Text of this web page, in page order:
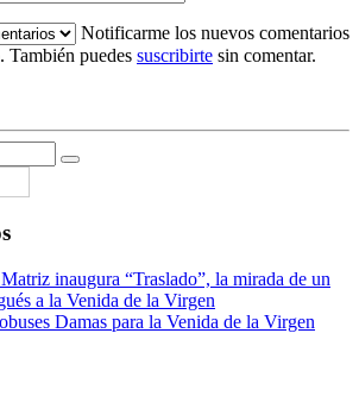
Notificarme los nuevos comentarios
También puedes suscribirte sin comentar.
inaugura “Traslado”, la mirada de un
a la Venida de la Virgen
Damas para la Venida de la Virgen